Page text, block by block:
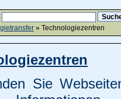
» Technologiezentren
Sie